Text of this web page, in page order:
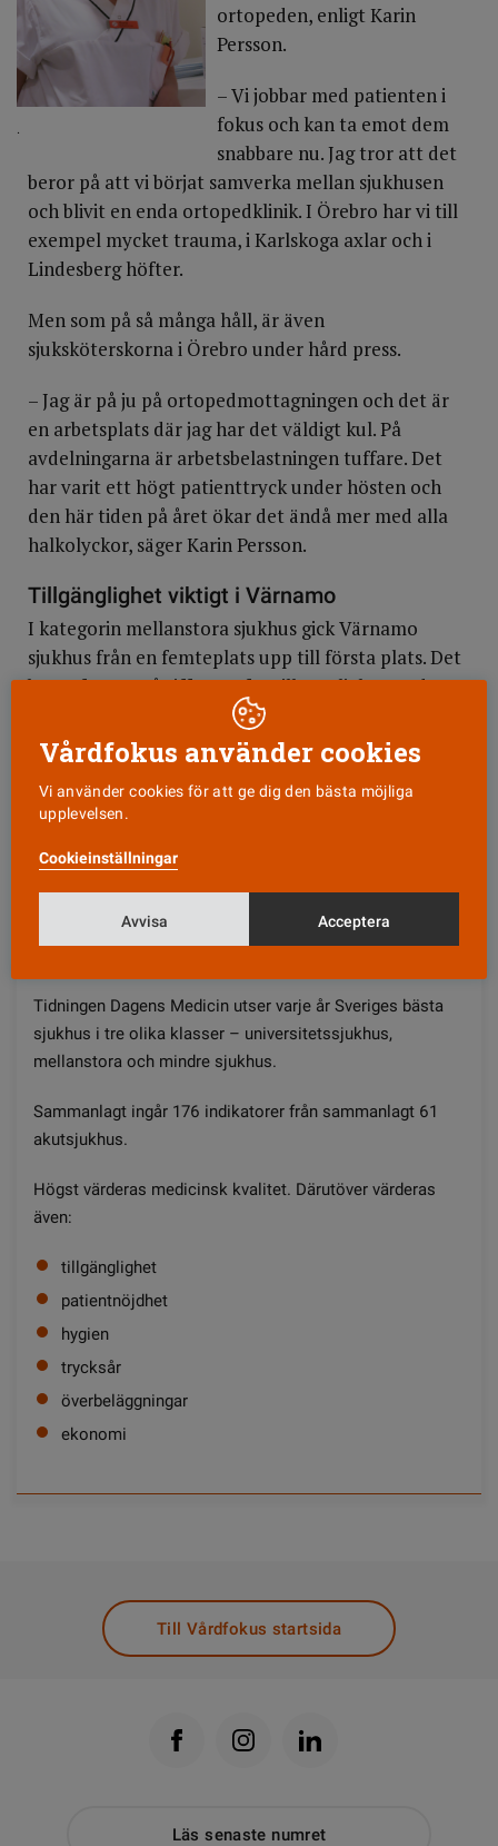
ortopeden, enligt Karin
Persson.
– Vi jobbar med patienten i
fokus och kan ta emot dem
snabbare nu. Jag tror att det
beror på att vi börjat samverka mellan sjukhusen
och blivit en enda ortopedklinik. I Örebro har vi till
exempel mycket trauma, i Karlskoga axlar och i
Lindesberg höfter.
Men som på så många håll, är även
sjuksköterskorna i Örebro under hård press.
– Jag är på ju på ortopedmottagningen och det är
en arbetsplats där jag har det väldigt kul. På
avdelningarna är arbetsbelastningen tuffare. Det
har varit ett högt patienttryck under hösten och
den här tiden på året ökar det ändå mer med alla
halkolyckor, säger Karin Persson.
Tillgänglighet viktigt i Värnamo
I kategorin mellanstora sjukhus gick Värnamo
sjukhus från en femteplats upp till första plats. Det
beror främst på siffrorna för tillgänglighet, vad
gäller medicinsk kvalitet ligger sjukhuset på tionde
plats.
I kategorin små sjukhus utan förlossning, vann
Oskarshamns sjukhus årets förstaplats för femte
gången. Nöjda patienter och goda resultat för
Tidningen Dagens Medicin utser varje år Sveriges bästa
sjukhus i tre olika klasser – universitetssjukhus,
mellanstora och mindre sjukhus.
Sammanlagt ingår 176 indikatorer från sammanlagt 61
akutsjukhus.
Högst värderas medicinsk kvalitet. Därutöver värderas
även:
tillgänglighet
patientnöjdhet
hygien
trycksår
överbeläggningar
ekonomi
Till Vårdfokus startsida
Läs senaste numret
Vårdfokus använder cookies
Vi använder cookies för att ge dig den bästa möjliga
upplevelsen.
Cookieinställningar
Avvisa Acceptera